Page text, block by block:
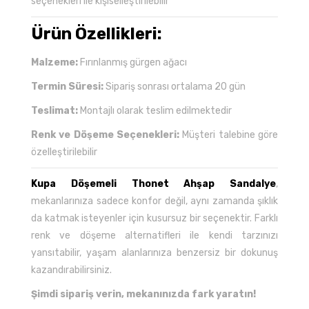
Ürün Özellikleri:
Malzeme: Fırınlanmış gürgen ağacı
Termin Süresi:Sipariş sonrası ortalama 20 gün
Teslimat: Montajlı olarak teslim edilmektedir
Renk ve Döşeme Seçenekleri: Müşteri talebine göre
özelleştirilebilir
Kupa Döşemeli Thonet Ahşap Sandalye,
mekanlarınıza sadece konfor değil, aynı zamanda şıklık
da katmak isteyenler için kusursuz bir seçenektir. Farklı
renk ve döşeme alternatifleri ile kendi tarzınızı
yansıtabilir, yaşam alanlarınıza benzersiz bir dokunuş
kazandırabilirsiniz.
Şimdi sipariş verin, mekanınızda fark yaratın!